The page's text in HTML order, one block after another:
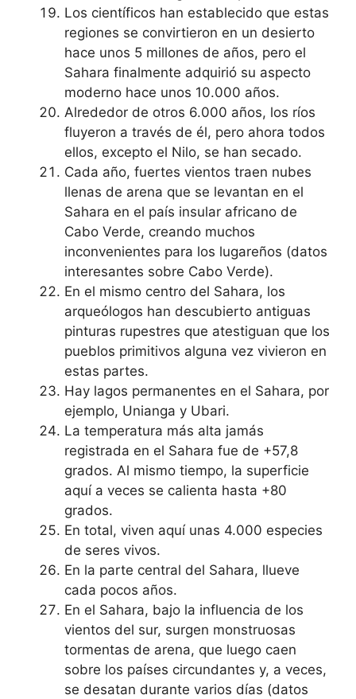
Los científicos han establecido que estas
regiones se convirtieron en un desierto
hace unos 5 millones de años, pero el
Sahara finalmente adquirió su aspecto
moderno hace unos 10.000 años.
Alrededor de otros 6.000 años, los ríos
fluyeron a través de él, pero ahora todos
ellos, excepto el Nilo, se han secado.
Cada año, fuertes vientos traen nubes
llenas de arena que se levantan en el
Sahara en el país insular africano de
Cabo Verde, creando muchos
inconvenientes para los lugareños (datos
interesantes sobre Cabo Verde).
En el mismo centro del Sahara, los
arqueólogos han descubierto antiguas
pinturas rupestres que atestiguan que los
pueblos primitivos alguna vez vivieron en
estas partes.
Hay lagos permanentes en el Sahara, por
ejemplo, Unianga y Ubari.
La temperatura más alta jamás
registrada en el Sahara fue de +57,8
grados. Al mismo tiempo, la superficie
aquí a veces se calienta hasta +80
grados.
En total, viven aquí unas 4.000 especies
de seres vivos.
En la parte central del Sahara, llueve
cada pocos años.
En el Sahara, bajo la influencia de los
vientos del sur, surgen monstruosas
tormentas de arena, que luego caen
sobre los países circundantes y, a veces,
se desatan durante varios días (datos